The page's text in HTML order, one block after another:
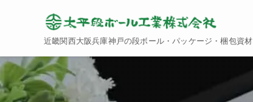
近畿関西大阪兵庫神戸の段ボール・パッケージ・梱包資材